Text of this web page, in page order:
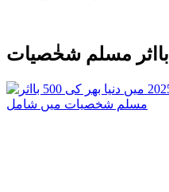
بااثر مسلم شخٰصیات